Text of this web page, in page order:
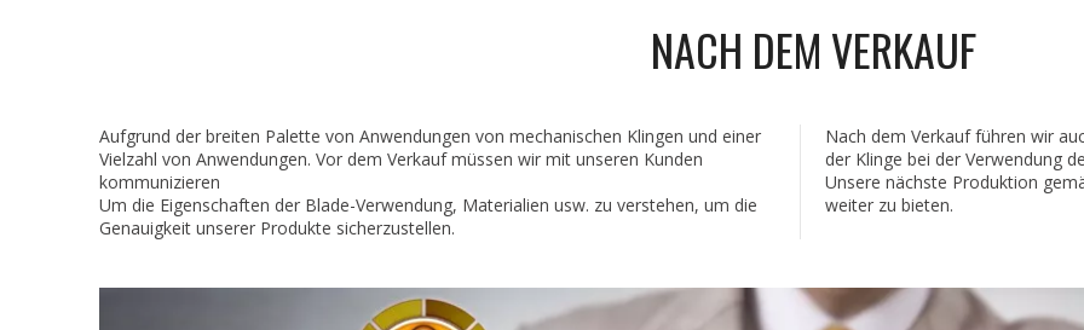
NACH DEM VERKAUF
Aufgrund der breiten Palette von Anwendungen von mechanischen Klingen und einer
Vielzahl von Anwendungen. Vor dem Verkauf müssen wir mit unseren Kunden
kommunizieren
Um die Eigenschaften der Blade-Verwendung, Materialien usw. zu verstehen, um die
Genauigkeit unserer Produkte sicherzustellen.
Nach dem Verkauf führen wir
der Klinge bei der Verwendung
Unsere nächste Produktion
weiter zu bieten.